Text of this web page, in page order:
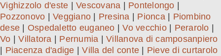
Vighizzolo d'este
Vescovana Pontelongo
Pozzonovo
Veggiano Presina Pionca| Piombino
dese
Ospedaletto euganeo |Vo vecchio| Perarolo
Vo |Villatora Pernumia
Villanova di camposanpiero
Piacenza d'adige |Villa del conte
Pieve di curtarolo